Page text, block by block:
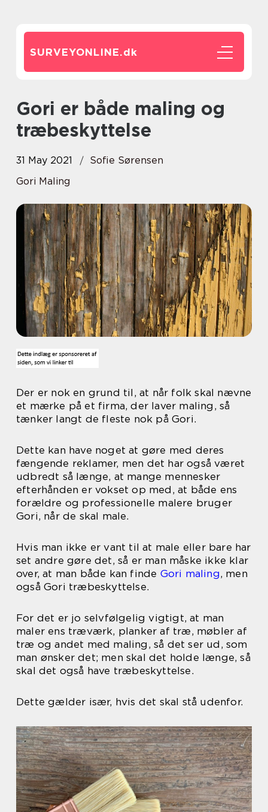
SURVEYONLINE.dk
Gori er både maling og
træbeskyttelse
31 May 2021
Sofie Sørensen
Gori Maling
Der er nok en grund til, at når folk skal nævne
et mærke på et firma, der laver maling, så
tænker langt de fleste nok på Gori.
Dette kan have noget at gøre med deres
fængende reklamer, men det har også været
udbredt så længe, at mange mennesker
efterhånden er vokset op med, at både ens
forældre og professionelle malere bruger
Gori, når de skal male.
Hvis man ikke er vant til at male eller bare har
set andre gøre det, så er man måske ikke klar
over, at man både kan finde Gori maling, men
også Gori træbeskyttelse.
For det er jo selvfølgelig vigtigt, at man
maler ens træværk, planker af træ, møbler af
træ og andet med maling, så det ser ud, som
man ønsker det; men skal det holde længe, så
skal det også have træbeskyttelse.
Dette gælder især, hvis det skal stå udenfor.